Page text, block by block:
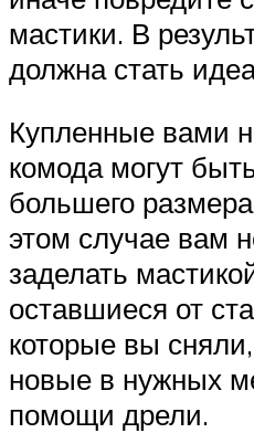
мастики. В
должна стать
Купленные вами
комода могут
большего
этом случае вам
заделать
оставшиеся от
которые вы
новые в нужных
помощи дрели.